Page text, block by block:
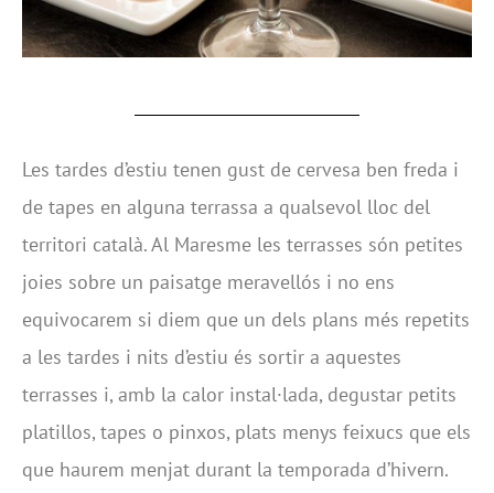
Les tardes d’estiu tenen gust de cervesa ben freda i
de tapes en alguna terrassa a qualsevol lloc del
territori català. Al Maresme les terrasses són petites
joies sobre un paisatge meravellós i no ens
equivocarem si diem que un dels plans més repetits
a les tardes i nits d’estiu és sortir a aquestes
terrasses i, amb la calor instal·lada, degustar petits
platillos, tapes o pinxos, plats menys feixucs que els
que haurem menjat durant la temporada d’hivern.